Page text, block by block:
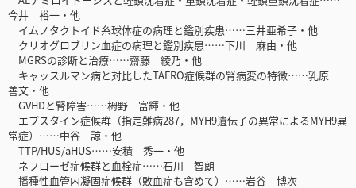
今井 裕一・他
イムノタクトイド糸球体症の病理と鑑別疾患……三井亜希子・他
クリオグロブリン血症の病理と鑑別疾患……下川 麻由・他
MGRSの診断と治療……齋藤 綾乃・他
キャッスルマン病と対比したTAFRO症候群の腎病変の特徴……乳原
善文・他
GVHDと腎障害……栂野 富輝・他
エプスタイン症候群（指定難病287，MYH9遺伝子の異常によるMYH9異
常症）……中谷 諒・他
TTP/HUS/aHUS……安積 秀一・他
ネフローゼ症候群と血栓症……石川 智朗
播種性血管内凝固症候群（敗血症も含めて）……岩谷 博次